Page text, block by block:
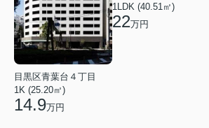
目黒区青葉台４丁目
1K (25.20㎡)
14.9万円
1LDK (40.51㎡)
22万円